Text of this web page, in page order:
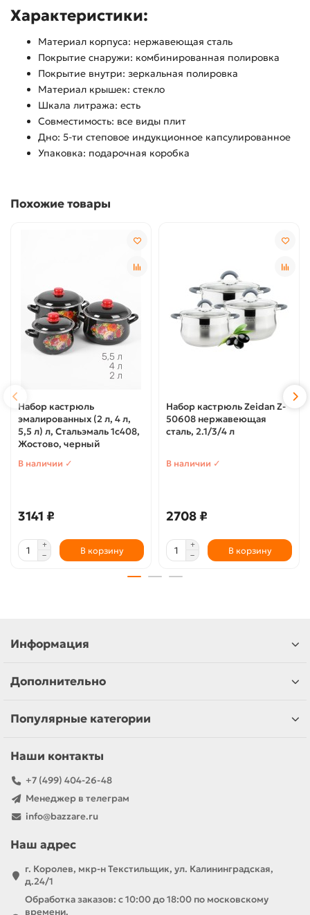
Характеристики:
Материал корпуса: нержавеющая сталь
Покрытие снаружи: комбинированная полировка
Покрытие внутри: зеркальная полировка
Материал крышек: стекло
Шкала литража: есть
Совместимость: все виды плит
Дно: 5-ти степовое индукционное капсулированное
Упаковка: подарочная коробка
Похожие товары
Набор кастрюль
эмалированных (2 л, 4 л,
5,5 л) л, Стальэмаль 1с408,
Жостово, черный
В наличии ✓
3141 ₽
В корзину
Набор кастрюль Zeidan Z-
50608 нержавеющая
сталь, 2.1/3/4 л
В наличии ✓
2708 ₽
В корзину
Информация
Дополнительно
Популярные категории
Наши контакты
+7 (499) 404-26-48
Менеджер в телеграм
info@bazzare.ru
Наш адрес
г. Королев, мкр-н Текстильщик, ул. Калининградская,
д.24/1
Обработка заказов: с 10:00 до 18:00 по московскому
времени.